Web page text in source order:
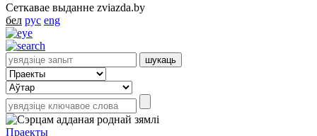
Сеткавае выданне zviazda.by
бел рус eng
Праекты